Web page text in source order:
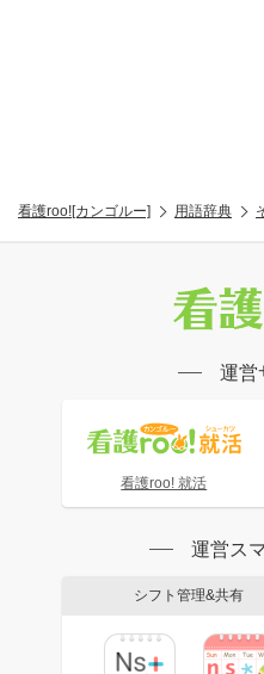
看護roo![カンゴルー] 用語辞典
運営
看護roo! 就活
運営ス
シフト管理&共有